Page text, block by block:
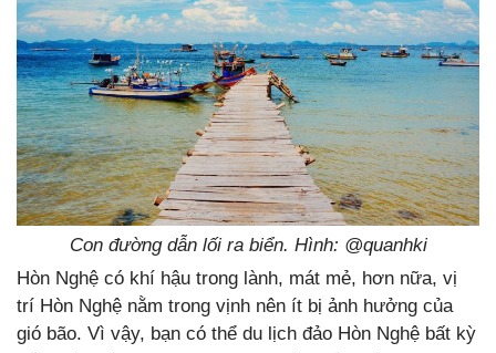
Con đường dẫn lối ra biển. Hình: @quanhki
Hòn Nghệ có khí hậu trong lành, mát mẻ, hơn nữa, vị
trí Hòn Nghệ nằm trong vịnh nên ít bị ảnh hưởng của
gió bão. Vì vậy, bạn có thể du lịch đảo Hòn Nghệ bất kỳ